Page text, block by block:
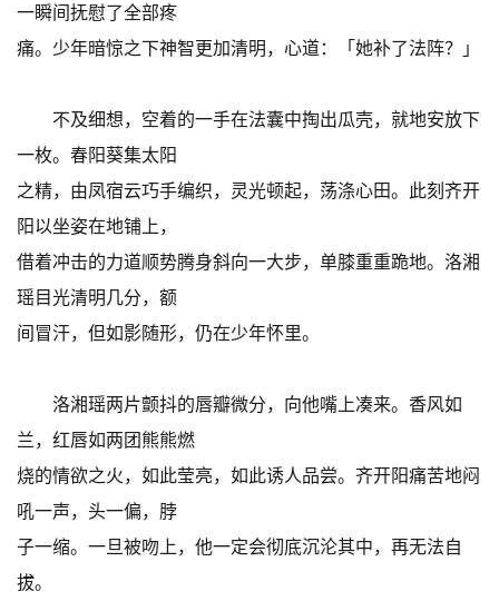
一瞬间抚慰了全部疼
痛。少年暗惊之下神智更加清明，心道：「她补了法阵？」
不及细想，空着的一手在法囊中掏出瓜壳，就地安放下
一枚。春阳葵集太阳
之精，由凤宿云巧手编织，灵光顿起，荡涤心田。此刻齐开
阳以坐姿在地铺上，
借着冲击的力道顺势腾身斜向一大步，单膝重重跪地。洛湘
瑶目光清明几分，额
间冒汗，但如影随形，仍在少年怀里。
洛湘瑶两片颤抖的唇瓣微分，向他嘴上凑来。香风如
兰，红唇如两团熊熊燃
烧的情欲之火，如此莹亮，如此诱人品尝。齐开阳痛苦地闷
吼一声，头一偏，脖
子一缩。一旦被吻上，他一定会彻底沉沦其中，再无法自
拔。